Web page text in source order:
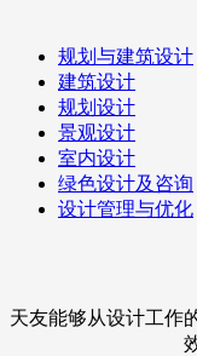
规划与建筑设计
建筑设计
规划设计
景观设计
室内设计
绿色设计及咨询
设计管理与优化
天友能够从设计工作